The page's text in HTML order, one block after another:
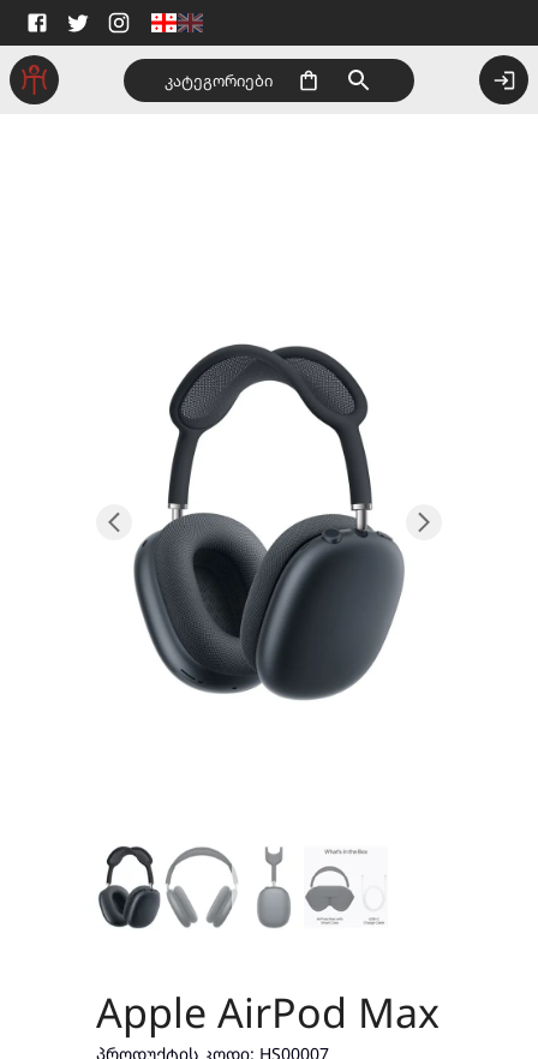
კატეგორიები
Apple AirPod Max
ᲞᲠᲝᲓᲣᲥᲢᲘᲡ ᲙᲝᲓᲘ: HS00007